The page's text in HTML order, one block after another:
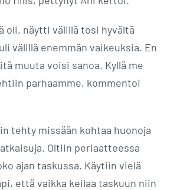
oli, näytti välillä tosi hyvältä
välillä enemmän vaikeuksia. En
muuta voisi sanoa. Kyllä me
parhaamme, kommentoi
tehty missään kohtaa huonoja
Oltiin periaatteessa
ajan taskussa. Käytiin vielä
että vaikka keilaa taskuun niin